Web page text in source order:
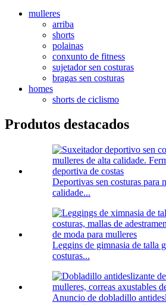
mulleres
arriba
shorts
polainas
conxunto de fitness
sujetador sen costuras
bragas sen costuras
homes
shorts de ciclismo
Produtos destacados
Deportivas sen costuras para
calidade...
Leggins de gimnasia de talla
costuras...
Anuncio de dobladillo